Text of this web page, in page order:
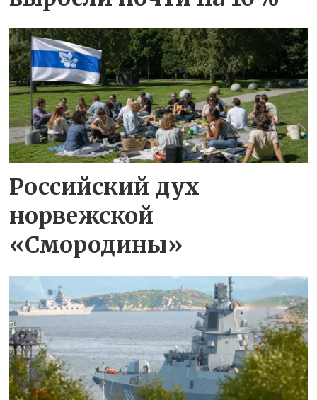
Российский дух
норвежской
«Смородины»